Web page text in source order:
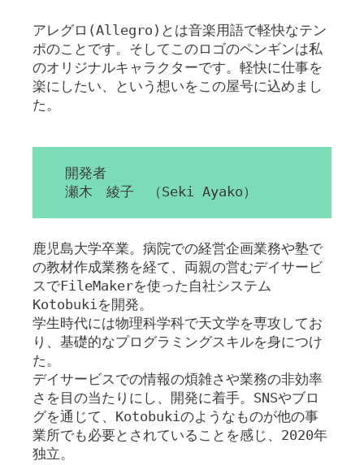
アレグロ(Allegro)とは音楽用語で軽快なテン
ポのことです。そしてこのロゴのペンギンは私
のオリジナルキャラクターです。軽快に仕事を
楽にしたい、という想いをこの屋号に込めまし
た。
開発者
瀬木 綾子 （Seki Ayako）
鹿児島大学卒業。病院での経営企画業務や塾で
の教材作成業務を経て、両親の営むデイサービ
スでFileMakerを使った自社システム
Kotobukiを開発。
学生時代には物理科学科で天文学を専攻してお
り、基礎的なプログラミングスキルを身につけ
た。
デイサービスでの情報の煩雑さや業務の非効率
さを目の当たりにし、開発に着手。SNSやブロ
グを通じて、Kotobukiのようなものが他の事
業所でも必要とされていることを感じ、2020年
独立。